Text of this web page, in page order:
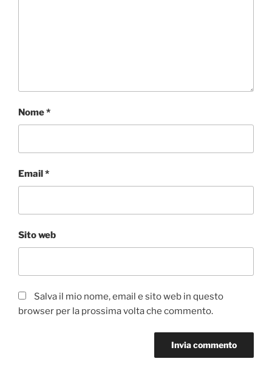
Nome*
Email*
Sito web
Salva il mio nome, email e sito web in questo
browser per la prossima volta che commento.